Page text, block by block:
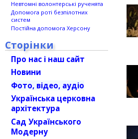
Невтомні волонтерські рученята
Допомога роті безпілотних
систем
Постійна допомога Херсону
Сторінки
Про нас і наш сайт
Новини
Фото, відео, аудіо
Українська церковна
архітектура
Сад Українського
Модерну